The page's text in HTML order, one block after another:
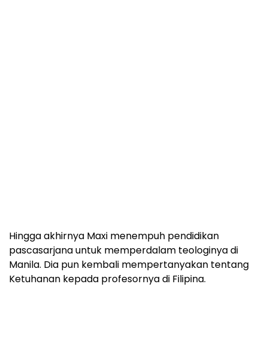
Hingga akhirnya Maxi menempuh pendidikan
pascasarjana untuk memperdalam teologinya di
Manila. Dia pun kembali mempertanyakan tentang
Ketuhanan kepada profesornya di Filipina.